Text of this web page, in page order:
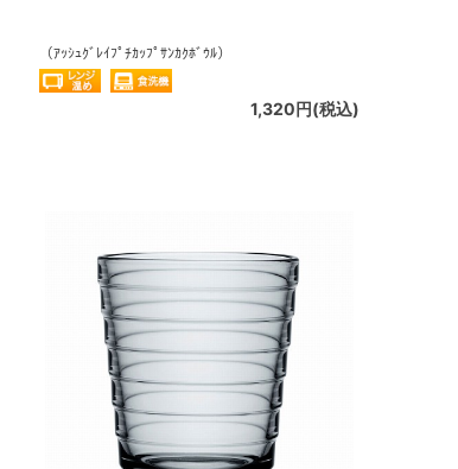
（ｱｯｼｭｸﾞﾚｲﾌﾟﾁｶｯﾌﾟｻﾝｶｸﾎﾞｳﾙ）
1,320円(税込)